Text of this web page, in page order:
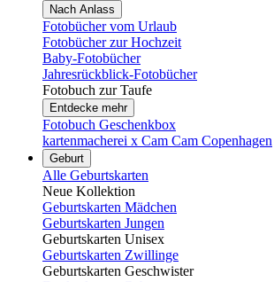
Nach Anlass
Fotobücher vom Urlaub
Fotobücher zur Hochzeit
Baby-Fotobücher
Jahresrückblick-Fotobücher
Fotobuch zur Taufe
Entdecke mehr
Fotobuch Geschenkbox
kartenmacherei x Cam Cam Copenhagen
Geburt
Alle Geburtskarten
Neue Kollektion
Geburtskarten Mädchen
Geburtskarten Jungen
Geburtskarten Unisex
Geburtskarten Zwillinge
Geburtskarten Geschwister